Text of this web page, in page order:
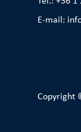
E-mail:
Copyright